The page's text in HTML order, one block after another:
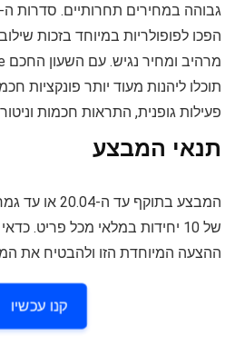
הפכו לפופולריות במיוחד בזכות
תוכלו ליהנות מעוד יותר פונקציות
פעילות גופנית, התראות חכמות
תנאי המבצע
המבצע בתוקף
של 10 יחידות במלאי מכל פריט.
ההצעה המיוחדת הזו ולהבטיח את
קנו עכשיו